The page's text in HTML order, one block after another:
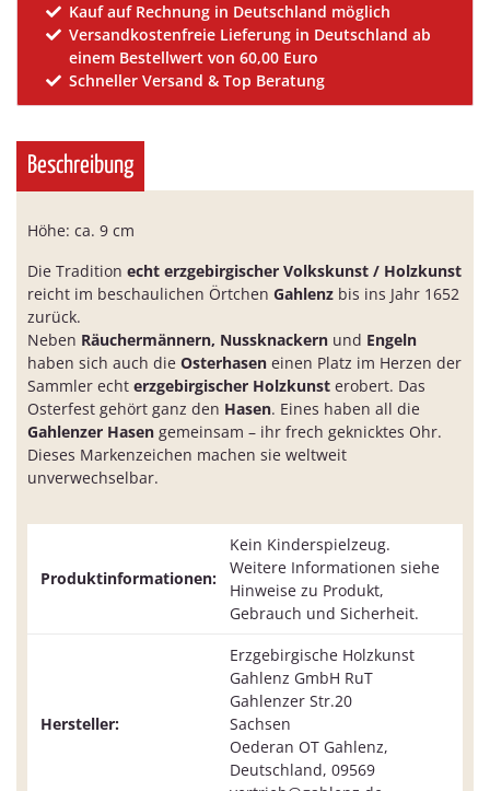
Kauf auf Rechnung in Deutschland möglich
Versandkostenfreie Lieferung in Deutschland ab
einem Bestellwert von 60,00 Euro
Schneller Versand & Top Beratung
Beschreibung
Höhe: ca. 9 cm
Die Tradition echt erzgebirgischer Volkskunst / Holzkunst
reicht im beschaulichen Örtchen Gahlenz bis ins Jahr 1652
zurück.
Neben Räuchermännern, Nussknackern und Engeln
haben sich auch die Osterhasen einen Platz im Herzen der
Sammler echt erzgebirgischer Holzkunst erobert. Das
Osterfest gehört ganz den Hasen. Eines haben all die
Gahlenzer Hasen gemeinsam – ihr frech geknicktes Ohr.
Dieses Markenzeichen machen sie weltweit
unverwechselbar.
Produktinformationen:
Kein Kinderspielzeug.
Weitere Informationen siehe
Hinweise zu Produkt,
Gebrauch und Sicherheit.
Hersteller:
Erzgebirgische Holzkunst
Gahlenz GmbH RuT
Gahlenzer Str.20
Sachsen
Oederan OT Gahlenz,
Deutschland, 09569